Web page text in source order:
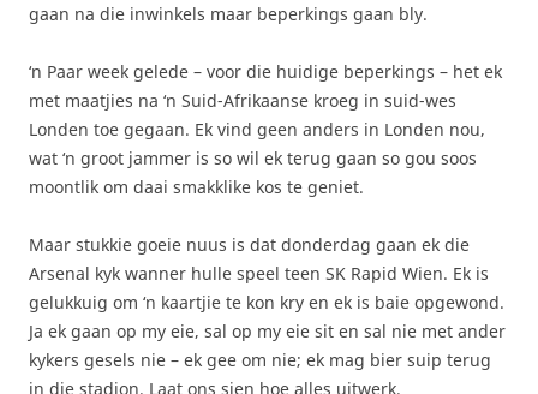
gaan na die inwinkels maar beperkings gaan bly.
‘n Paar week gelede – voor die huidige beperkings – het ek
met maatjies na ‘n Suid-Afrikaanse kroeg in suid-wes
Londen toe gegaan. Ek vind geen anders in Londen nou,
wat ‘n groot jammer is so wil ek terug gaan so gou soos
moontlik om daai smakklike kos te geniet.
Maar stukkie goeie nuus is dat donderdag gaan ek die
Arsenal kyk wanner hulle speel teen SK Rapid Wien. Ek is
gelukkuig om ‘n kaartjie te kon kry en ek is baie opgewond.
Ja ek gaan op my eie, sal op my eie sit en sal nie met ander
kykers gesels nie – ek gee om nie; ek mag bier suip terug
in die stadion. Laat ons sien hoe alles uitwerk.